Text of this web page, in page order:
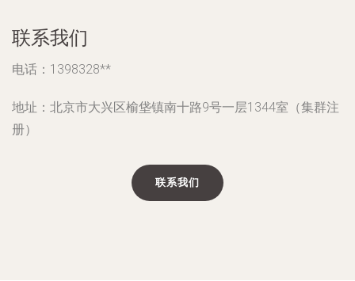
联系我们
电话：1398328**
地址：北京市大兴区榆垡镇南十路9号一层1344室（集群注
册）
联系我们